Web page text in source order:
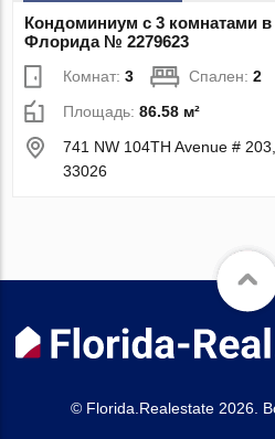
Кондоминиум с 3 комнатами
Флорида № 2279623
Комнат:3 Спален:2
Площадь:86.58 м²
741 NW 104TH Avenue #
33026
© Florida.Realestate 2026.